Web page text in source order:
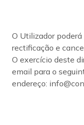
O Utilizador poderá
rectificação e
O exercício deste
email para o
endereço: